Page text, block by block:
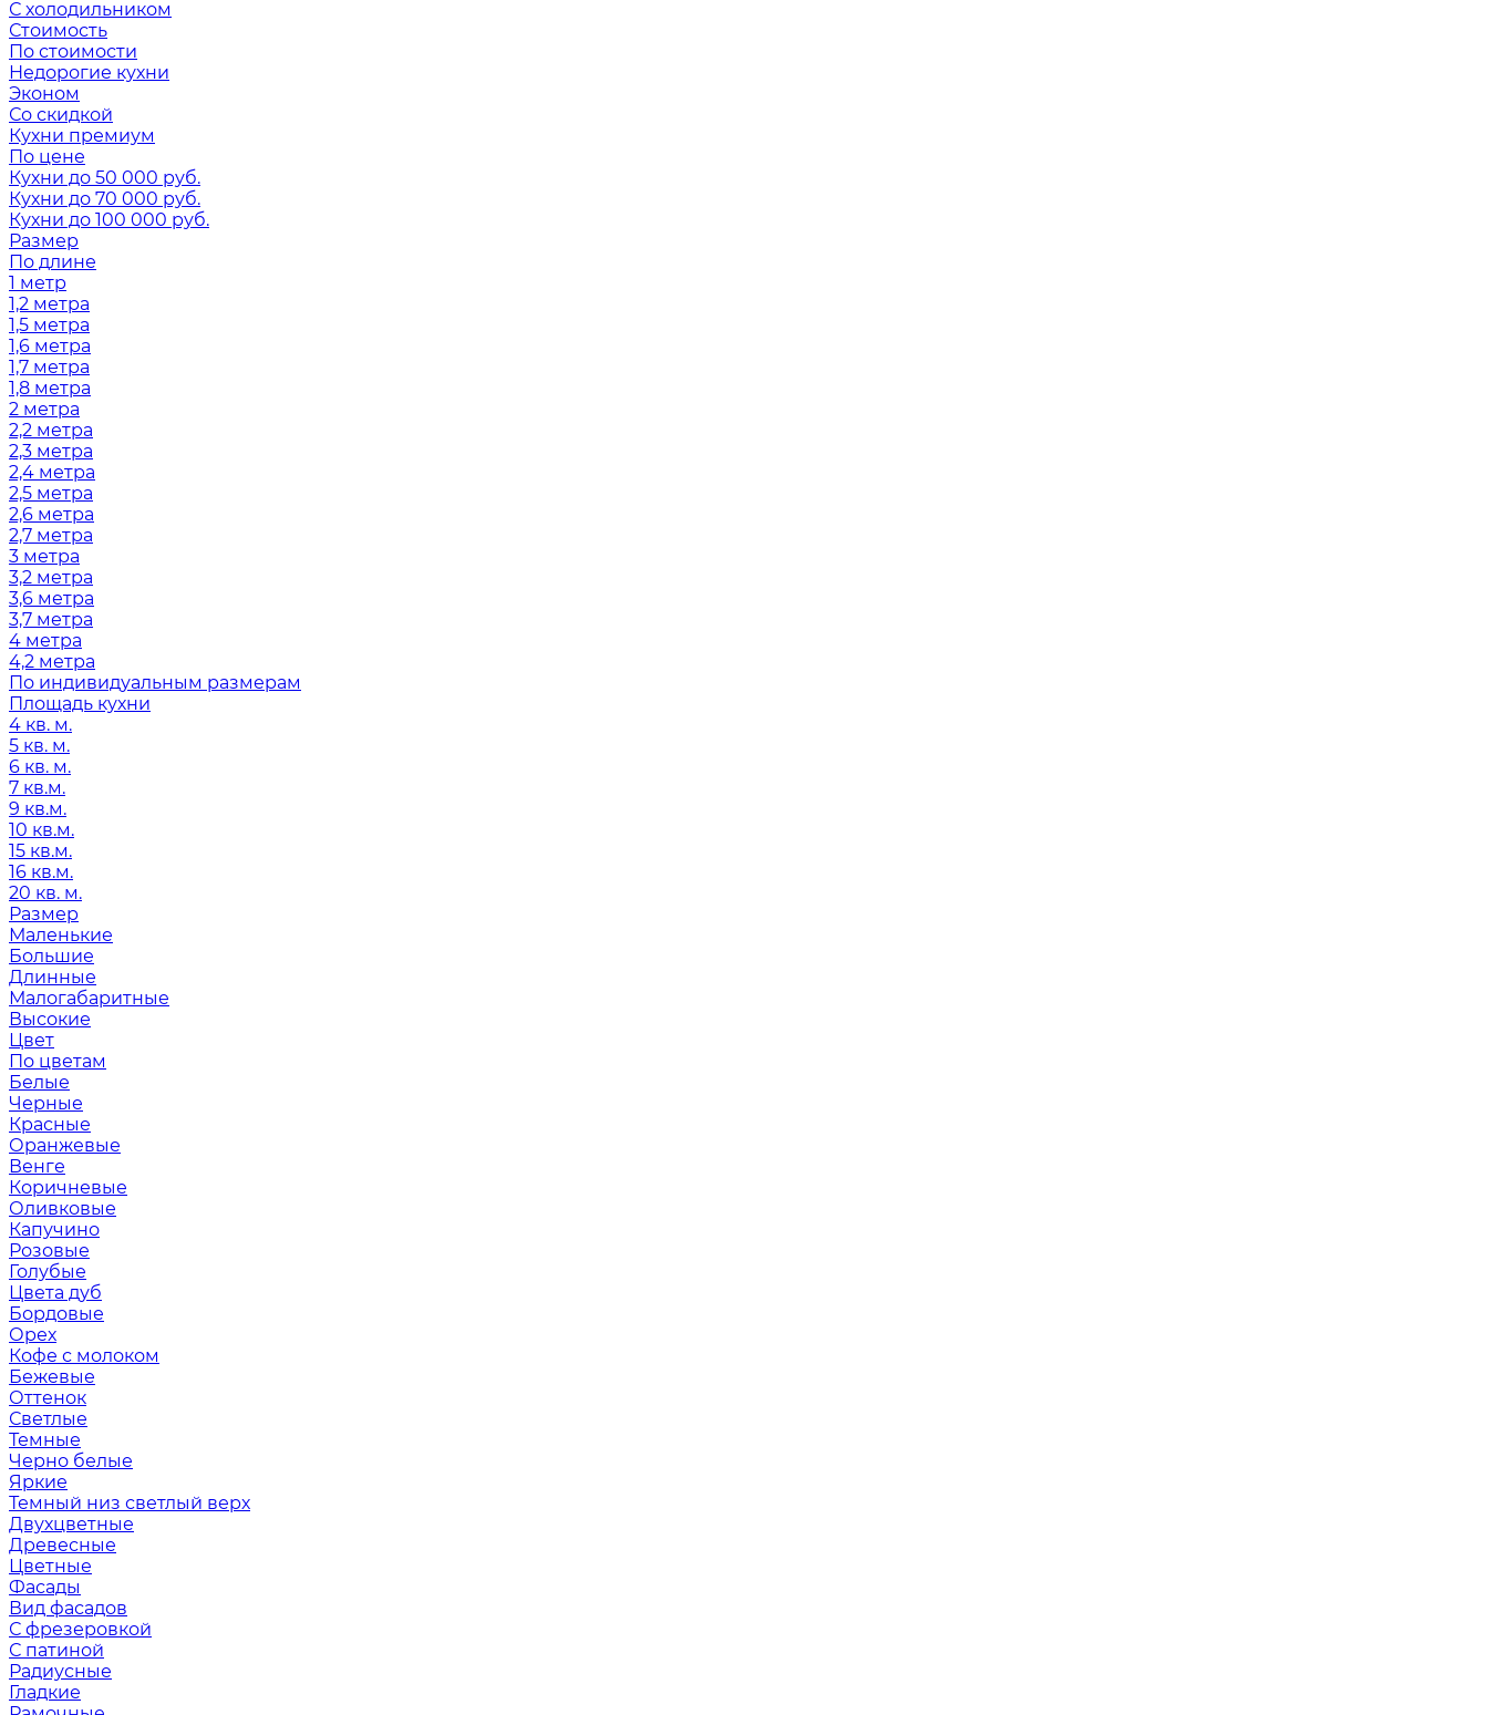
С холодильником
Стоимость
По стоимости
Недорогие кухни
Эконом
Со скидкой
Кухни премиум
По цене
Кухни до 50 000 руб.
Кухни до 70 000 руб.
Кухни до 100 000 руб.
Размер
По длине
1 метр
1,2 метра
1,5 метра
1,6 метра
1,7 метра
1,8 метра
2 метра
2,2 метра
2,3 метра
2,4 метра
2,5 метра
2,6 метра
2,7 метра
3 метра
3,2 метра
3,6 метра
3,7 метра
4 метра
4,2 метра
По индивидуальным размерам
Площадь кухни
4 кв. м.
5 кв. м.
6 кв. м.
7 кв.м.
9 кв.м.
10 кв.м.
15 кв.м.
16 кв.м.
20 кв. м.
Размер
Маленькие
Большие
Длинные
Малогабаритные
Высокие
Цвет
По цветам
Белые
Черные
Красные
Оранжевые
Венге
Коричневые
Оливковые
Капучино
Розовые
Голубые
Цвета дуб
Бордовые
Орех
Кофе с молоком
Бежевые
Оттенок
Светлые
Темные
Черно белые
Яркие
Темный низ светлый верх
Двухцветные
Древесные
Цветные
Фасады
Вид фасадов
С фрезеровкой
С патиной
Радиусные
Гладкие